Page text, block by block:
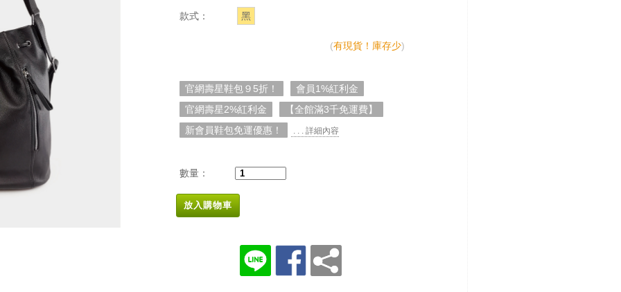
款式： 黑
(有現貨！庫存少)
官網壽星鞋包９5折！
會員1%紅利金
官網壽星2%紅利金
【全館滿3千免運費】
新會員鞋包免運優惠！
. . . 詳細內容
數量：
放入購物車